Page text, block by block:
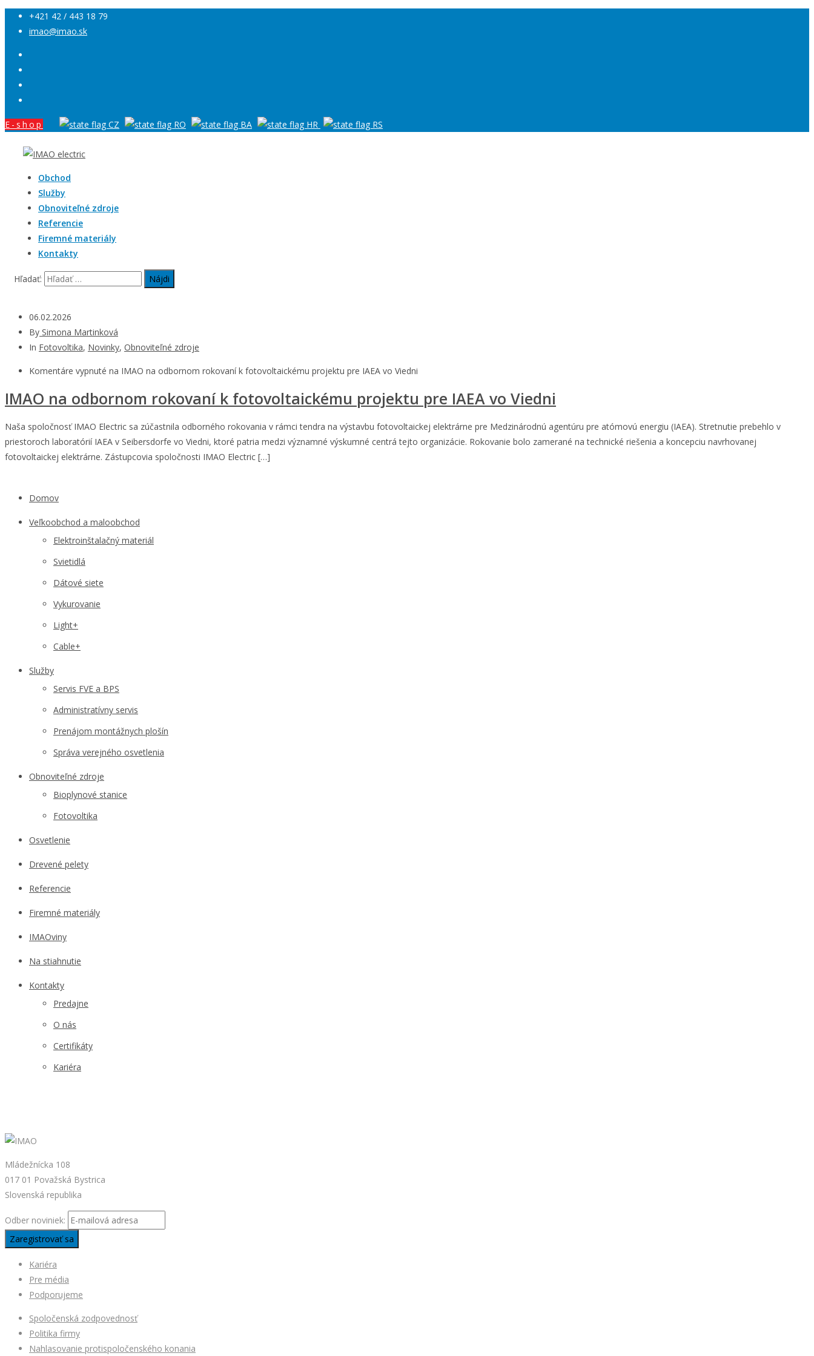
+421 42 / 443 18 79
imao@imao.sk
E-shop
Obchod
Služby
Obnoviteľné zdroje
Referencie
Firemné materiály
Kontakty
Hľadať:
06.02.2026
By Simona Martinková
In Fotovoltika, Novinky, Obnoviteľné zdroje
Komentáre vypnuté na IMAO na odbornom rokovaní k fotovoltaickému projektu pre IAEA vo Viedni
IMAO na odbornom rokovaní k fotovoltaickému projektu pre IAEA vo Viedni
Naša spoločnosť IMAO Electric sa zúčastnila odborného rokovania v rámci tendra na výstavbu fotovoltaickej elektrárne pre Medzinárodnú agentúru pre atómovú energiu (IAEA). Stretnutie prebehlo v
priestoroch laboratórií IAEA v Seibersdorfe vo Viedni, ktoré patria medzi významné výskumné centrá tejto organizácie. Rokovanie bolo zamerané na technické riešenia a koncepciu navrhovanej
fotovoltaickej elektrárne. Zástupcovia spoločnosti IMAO Electric […]
Domov
Veľkoobchod a maloobchod
Elektroinštalačný materiál
Svietidlá
Dátové siete
Vykurovanie
Light+
Cable+
Služby
Servis FVE a BPS
Administratívny servis
Prenájom montážnych plošín
Správa verejného osvetlenia
Obnoviteľné zdroje
Bioplynové stanice
Fotovoltika
Osvetlenie
Drevené pelety
Referencie
Firemné materiály
IMAOviny
Na stiahnutie
Kontakty
Predajne
O nás
Certifikáty
Kariéra
Mládežnícka 108
017 01 Považská Bystrica
Slovenská republika
Odber noviniek:
Kariéra
Pre média
Podporujeme
Spoločenská zodpovednosť
Politika firmy
Nahlasovanie protispoločenského konania